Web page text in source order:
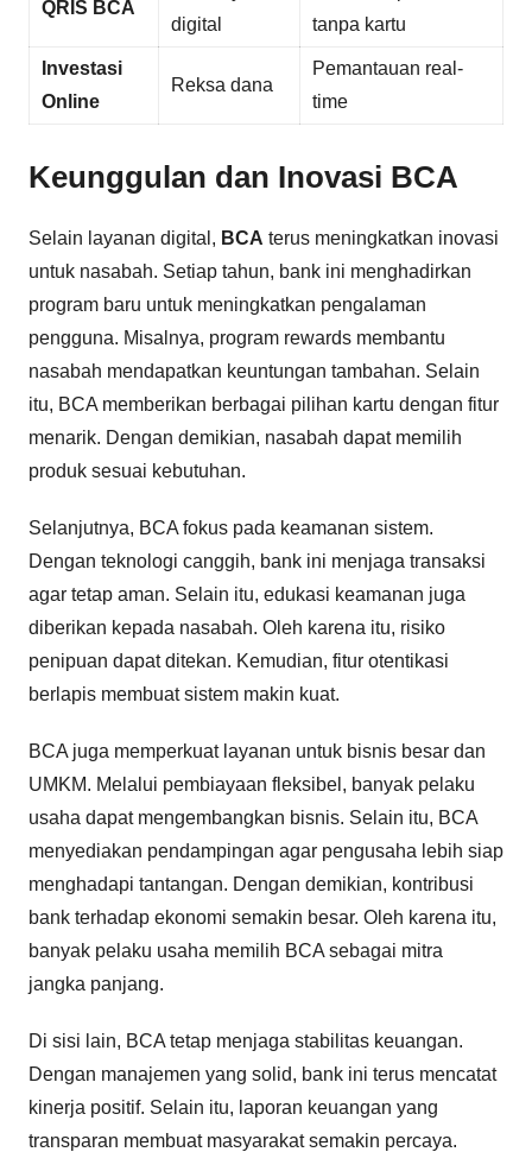
QRIS BCA
digital
tanpa kartu
Investasi
Online
Reksa dana
Pemantauan real-
time
Keunggulan dan Inovasi BCA
Selain layanan digital, BCA terus meningkatkan inovasi
untuk nasabah. Setiap tahun, bank ini menghadirkan
program baru untuk meningkatkan pengalaman
pengguna. Misalnya, program rewards membantu
nasabah mendapatkan keuntungan tambahan. Selain
itu, BCA memberikan berbagai pilihan kartu dengan fitur
menarik. Dengan demikian, nasabah dapat memilih
produk sesuai kebutuhan.
Selanjutnya, BCA fokus pada keamanan sistem.
Dengan teknologi canggih, bank ini menjaga transaksi
agar tetap aman. Selain itu, edukasi keamanan juga
diberikan kepada nasabah. Oleh karena itu, risiko
penipuan dapat ditekan. Kemudian, fitur otentikasi
berlapis membuat sistem makin kuat.
BCA juga memperkuat layanan untuk bisnis besar dan
UMKM. Melalui pembiayaan fleksibel, banyak pelaku
usaha dapat mengembangkan bisnis. Selain itu, BCA
menyediakan pendampingan agar pengusaha lebih siap
menghadapi tantangan. Dengan demikian, kontribusi
bank terhadap ekonomi semakin besar. Oleh karena itu,
banyak pelaku usaha memilih BCA sebagai mitra
jangka panjang.
Di sisi lain, BCA tetap menjaga stabilitas keuangan.
Dengan manajemen yang solid, bank ini terus mencatat
kinerja positif. Selain itu, laporan keuangan yang
transparan membuat masyarakat semakin percaya.